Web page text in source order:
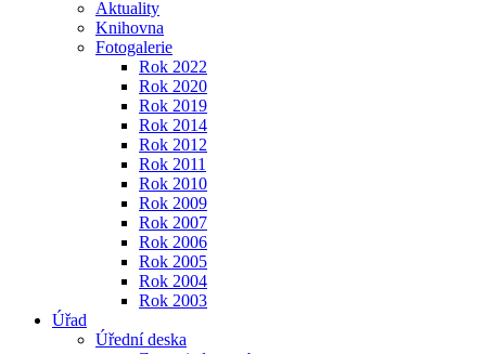
Aktuality
Knihovna
Fotogalerie
Rok 2022
Rok 2020
Rok 2019
Rok 2014
Rok 2012
Rok 2011
Rok 2010
Rok 2009
Rok 2007
Rok 2006
Rok 2005
Rok 2004
Rok 2003
Úřad
Úřední deska